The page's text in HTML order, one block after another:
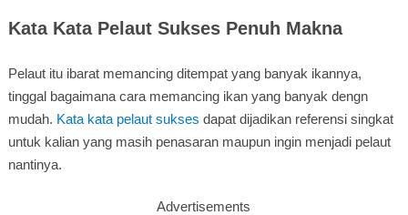
Kata Kata Pelaut Sukses Penuh Makna
Pelaut itu ibarat memancing ditempat yang banyak ikannya,
tinggal bagaimana cara memancing ikan yang banyak dengn
mudah. Kata kata pelaut sukses dapat dijadikan referensi singkat
untuk kalian yang masih penasaran maupun ingin menjadi pelaut
nantinya.
Advertisements